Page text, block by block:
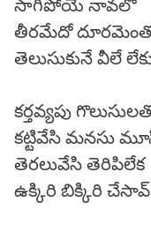
సాగిపోయే నావలో
తీరమేదో
తెలుసుకునే వీలే
కర్తవ్యపు
కట్టివేసి మనసు
తెరలువేసి తెరిపిలేక
ఉక్కిరి బిక్కిరి